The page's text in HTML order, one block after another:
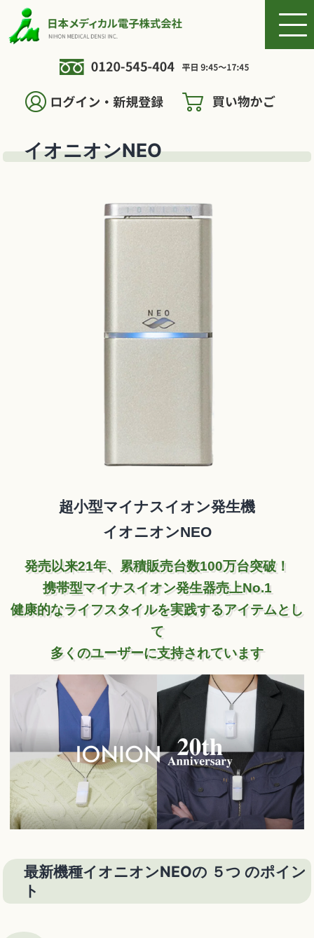
イオニオンNEO
超小型マイナスイオン発生機
イオニオンNEO
発売以来21年、累積販売台数100万台突破！
携帯型マイナスイオン発生器売上No.1
健康的なライフスタイルを実践するアイテムとし
て
多くのユーザーに支持されています
最新機種イオニオンNEOの ５つ のポイン
ト